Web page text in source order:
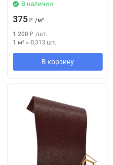
В наличии
375 ₽ /м²
1 200 ₽ /шт.
1 м² = 0,313 шт.
В корзину